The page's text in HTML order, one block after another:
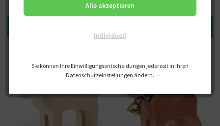
Individuell
Alle akzeptieren
Sie können Ihre Einwilligungsentscheidungen jederzeit in Ihren
Datenschutzeinstellungen ändern.